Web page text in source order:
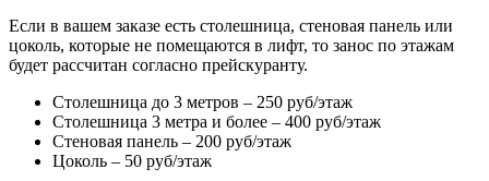
Если в вашем заказе есть столешница, стеновая панель или
цоколь, которые не помещаются в лифт, то занос по этажам
будет рассчитан согласно прейскуранту.
Столешница до 3 метров – 250 руб/этаж
Столешница 3 метра и более – 400 руб/этаж
Стеновая панель – 200 руб/этаж
Цоколь – 50 руб/этаж